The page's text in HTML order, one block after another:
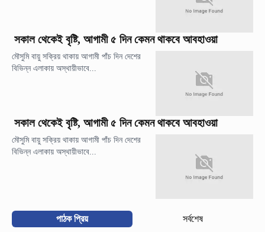
সকাল থেকেই বৃষ্টি, আগামী ৫ দিন কেমন থাকবে আবহাওয়া
মৌসুমি বায়ু সক্রিয় থাকায় আগামী পাঁচ দিন দেশের
বিভিন্ন এলাকায় অস্থায়ীভাবে...
সকাল থেকেই বৃষ্টি, আগামী ৫ দিন কেমন থাকবে আবহাওয়া
মৌসুমি বায়ু সক্রিয় থাকায় আগামী পাঁচ দিন দেশের
বিভিন্ন এলাকায় অস্থায়ীভাবে...
পাঠক প্রিয় সর্বশেষ